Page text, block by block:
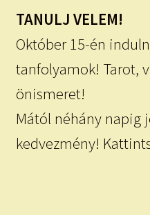
TANULJ VELEM!
Október 15-én
tanfolyamok! Tarot,
önismeret!
Mától néhány napig
kedvezmény!